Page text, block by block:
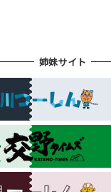
姉妹サイト